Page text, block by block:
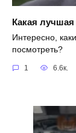
Какая
Интересно,
посмотреть?
1 6.6к.